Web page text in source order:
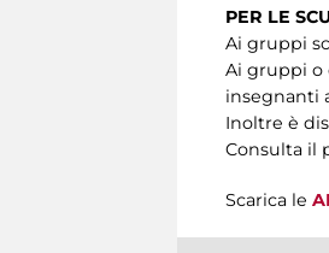
PER LE
Ai gruppi
Ai gruppi o
insegnanti
Inoltre è
Consulta il
Scarica le